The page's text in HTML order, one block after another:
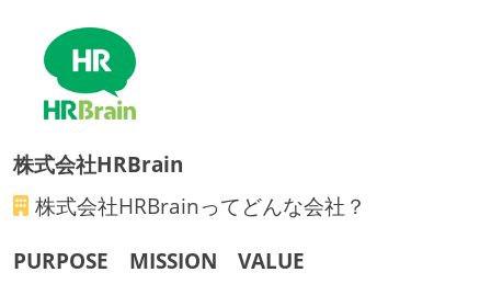
入社時には、各自希望のスペックの PC やディスプレ
イが支給される
職業安定法に対応する記載事項
労働契約期間：無期雇用
休日制度：完全週休2日制（土日祝休み）
休憩時間：1時間
株式会社HRBrain
株式会社HRBrainってどんな会社？
PURPOSE MISSION VALUE